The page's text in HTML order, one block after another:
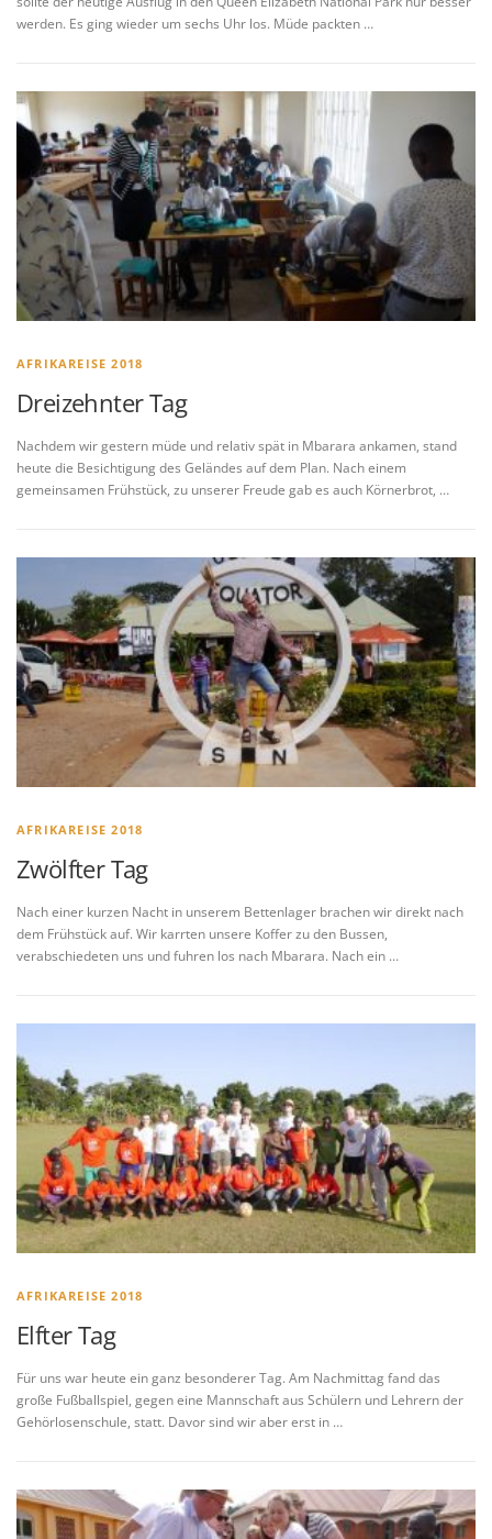
werden. Es ging wieder um sechs Uhr los. Müde packten …
AFRIKAREISE 2018
Dreizehnter Tag
Nachdem wir gestern müde und relativ spät in Mbarara ankamen, stand
heute die Besichtigung des Geländes auf dem Plan. Nach einem
gemeinsamen Frühstück, zu unserer Freude gab es auch Körnerbrot, …
AFRIKAREISE 2018
Zwölfter Tag
Nach einer kurzen Nacht in unserem Bettenlager brachen wir direkt nach
dem Frühstück auf. Wir karrten unsere Koffer zu den Bussen,
verabschiedeten uns und fuhren los nach Mbarara. Nach ein …
AFRIKAREISE 2018
Elfter Tag
Für uns war heute ein ganz besonderer Tag. Am Nachmittag fand das
große Fußballspiel, gegen eine Mannschaft aus Schülern und Lehrern der
Gehörlosenschule, statt. Davor sind wir aber erst in …